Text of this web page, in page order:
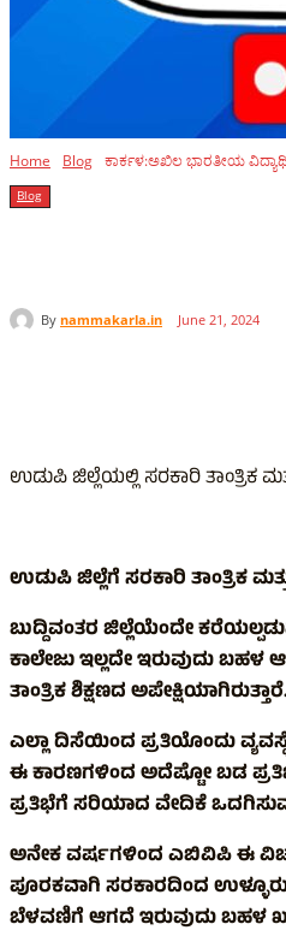
Home Blog ಕಾರ್ಕಳ:ಅಖಿಲ ಭಾರತೀಯ
Blog
By nammakarla.in June 21, 2024
ಉಡುಪಿ ಜಿಲ್ಲೆಯಲ್ಲಿ ಸರಕಾರಿ ತಾಂತ್ರಿಕ
ಉಡುಪಿ ಜಿಲ್ಲೆಗೆ ಸರಕಾರಿ ತಾಂತ್ರಿಕ
ಬುದ್ದಿವಂತರ ಜಿಲ್ಲೆಯೆಂದೇ
ಕಾಲೇಜು ಇಲ್ಲದೇ ಇರುವುದು ಬಹಳ
ತಾಂತ್ರಿಕ ಶಿಕ್ಷಣದ
ಎಲ್ಲಾ ದಿಸೆಯಿಂದ ಪ್ರತಿಯೊಂದು
ಈ ಕಾರಣಗಳಿಂದ ಅದೆಷ್ಟೋ ಬಡ
ಪ್ರತಿಭೆಗೆ ಸರಿಯಾದ ವೇದಿಕೆ
ಅನೇಕ ವರ್ಷಗಳಿಂದ ಎಬಿವಿಪಿ ಈ
ಪೂರಕವಾಗಿ ಸರಕಾರದಿಂದ
ಬೆಳವಣಿಗೆ ಆಗದೆ ಇರುವುದು ಬಹಳ